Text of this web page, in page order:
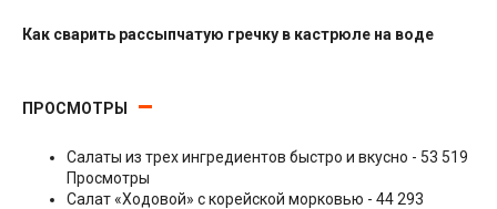
Как сварить рассыпчатую гречку в кастрюле на воде
ПРОСМОТРЫ
Салаты из трех ингредиентов быстро и вкусно - 53 519
Просмотры
Салат «Ходовой» с корейской морковью - 44 293